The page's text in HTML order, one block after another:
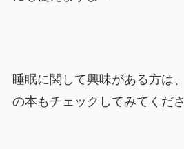
睡眠に関して興味がある方は
の本もチェックしてみてくだ